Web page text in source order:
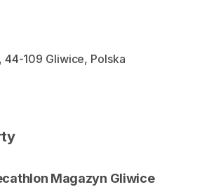
44-109 Gliwice, Polska
Magazyn Gliwice